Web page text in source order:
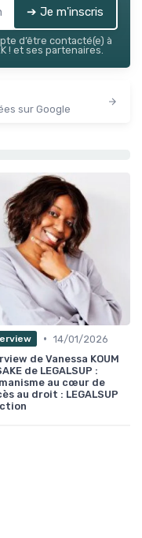
➔ Je m'inscris
d’être contacté(e) à
! et ses partenaires.
sur Google
• 14/01/2026
de Vanessa KOUM
de LEGALSUP :
au cœur de
au droit : LEGALSUP